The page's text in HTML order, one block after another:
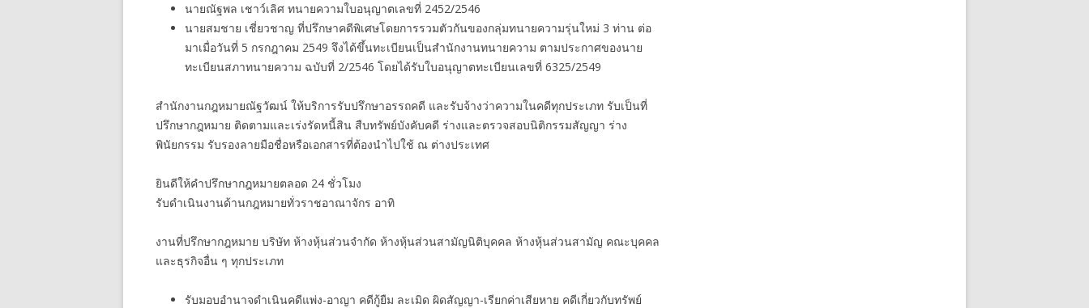
นายณัฐพล เชาว์เลิศ ทนายความใบอนุญาตเลขที่ 2452/2546
นายสมชาย เชี่ยวชาญ ที่ปรึกษาคดีพิเศษโดยการรวมตัวกันของกลุ่มทนายความรุ่นใหม่ 3 ท่าน ต่อ
มาเมื่อวันที่ 5 กรกฎาคม 2549 จึงได้ขึ้นทะเบียนเป็นสำนักงานทนายความ ตามประกาศของนาย
ทะเบียนสภาทนายความ ฉบับที่ 2/2546 โดยได้รับใบอนุญาตทะเบียนเลขที่ 6325/2549
สำนักงานกฎหมายณัฐวัฒน์ ให้บริการรับปรึกษาอรรถคดี และรับจ้างว่าความในคดีทุกประเภท รับเป็นที่
ปรึกษากฎหมาย ติดตามและเร่งรัดหนี้สิน สืบทรัพย์บังคับคดี ร่างและตรวจสอบนิติกรรมสัญญา ร่าง
พินัยกรรม รับรองลายมือชื่อหรือเอกสารที่ต้องนำไปใช้ ณ ต่างประเทศ
ยินดีให้คำปรึกษากฎหมายตลอด 24 ชั่วโมง
รับดำเนินงานด้านกฎหมายทั่วราชอาณาจักร อาทิ
งานที่ปรึกษากฎหมาย บริษัท ห้างหุ้นส่วนจำกัด ห้างหุ้นส่วนสามัญนิติบุคคล ห้างหุ้นส่วนสามัญ คณะบุคคล
และธุรกิจอื่น ๆ ทุกประเภท
รับมอบอำนาจดำเนินคดีแพ่ง-อาญา คดีกู้ยืม ละเมิด ผิดสัญญา-เรียกค่าเสียหาย คดีเกี่ยวกับทรัพย์